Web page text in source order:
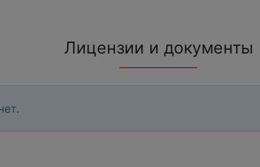
Лицензии и документы